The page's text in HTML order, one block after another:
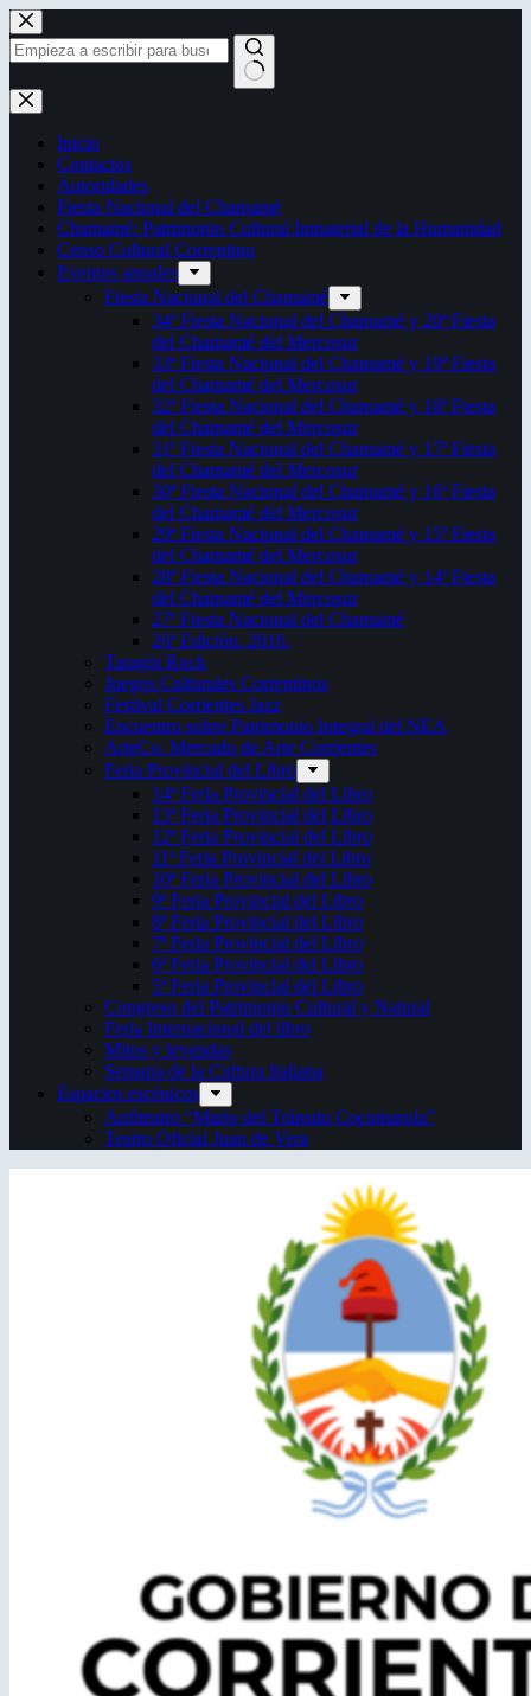
Saltar
al
contenido
Sin
resultados
Inicio
Contactos
Autoridades
Fiesta Nacional del Chamamé
Chamamé: Patrimonio Cultural Inmaterial de la Humanidad
Censo Cultural Correntino
Eventos anuales
Fiesta Nacional del Chamamé
34ª Fiesta Nacional del Chamamé y 20ª Fiesta
del Chamamé del Mercosur
33ª Fiesta Nacional del Chamamé y 19ª Fiesta
del Chamamé del Mercosur
32ª Fiesta Nacional del Chamamé y 18ª Fiesta
del Chamamé del Mercosur
31ª Fiesta Nacional del Chamamé y 17ª Fiesta
del Chamamé del Mercosur
30ª Fiesta Nacional del Chamamé y 16ª Fiesta
del Chamamé del Mercosur
29ª Fiesta Nacional del Chamamé y 15ª Fiesta
del Chamamé del Mercosur
28ª Fiesta Nacional del Chamamé y 14ª Fiesta
del Chamamé del Mercosur
27ª Fiesta Nacional del Chamamé
26ª Edición. 2016.
Taragüi Rock
Juegos Culturales Correntinos
Festival Corrientes Jazz
Encuentro sobre Patrimonio Integral del NEA
ArteCo. Mercado de Arte Corrientes
Feria Provincial del Libro
14ª Feria Provincial del Libro
13ª Feria Provincial del Libro
12ª Feria Provincial del Libro
11ª Feria Provincial del Libro
10ª Feria Provincial del Libro
9ª Feria Provincial del Libro
8ª Feria Provincial del Libro
7ª Feria Provincial del Libro
6ª Feria Provincial del Libro
5ª Feria Provincial del Libro
Congreso del Patrimonio Cultural y Natural
Feria Internacional del libro
Mitos y leyendas
Semana de la Cultura Italiana
Espacios escénicos
Anfiteatro “Mario del Tránsito Cocomarola”
Teatro Oficial Juan de Vera